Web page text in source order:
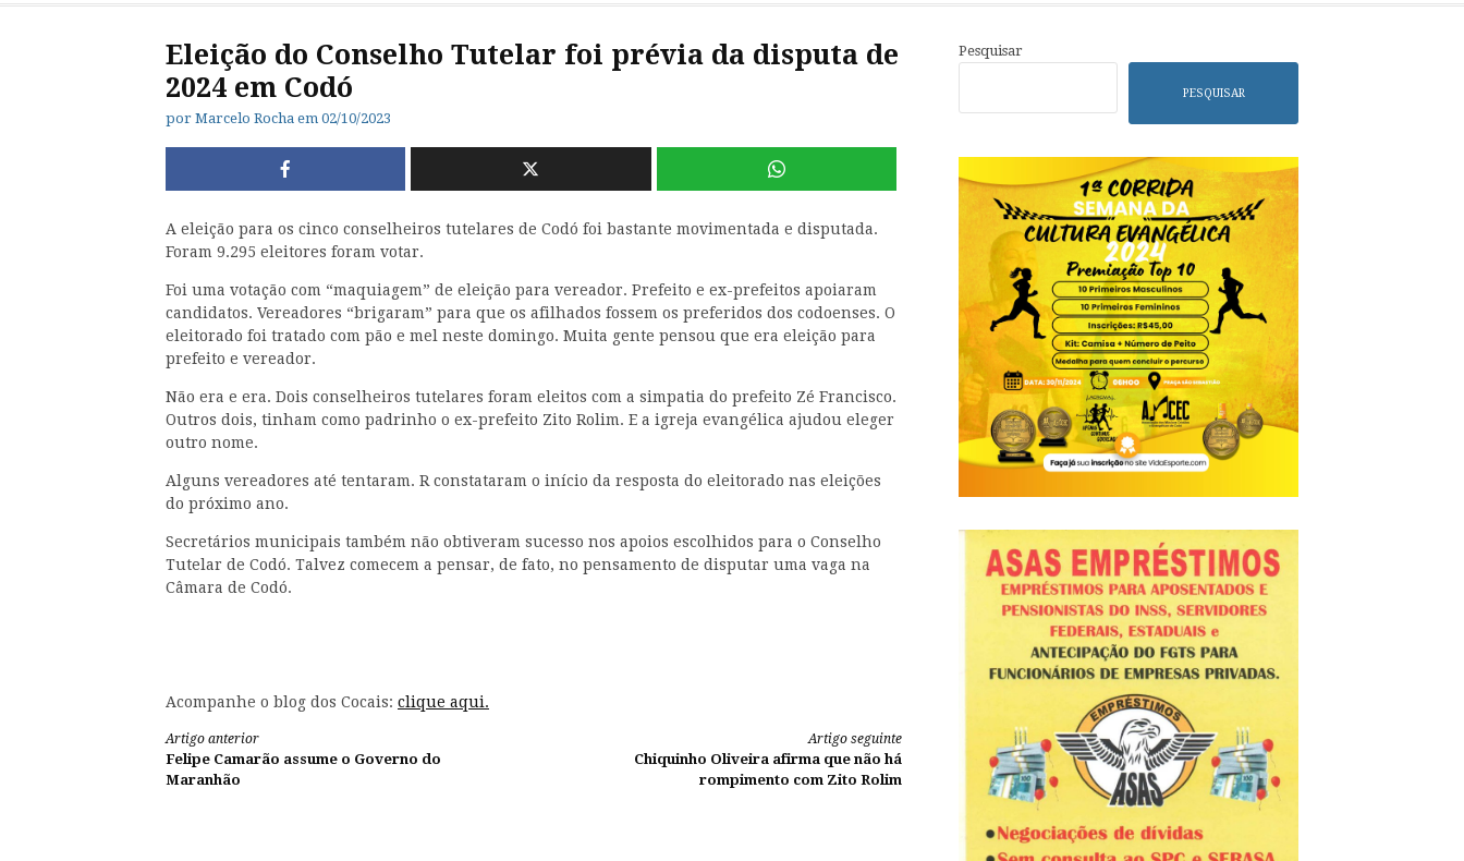
Eleição do Conselho Tutelar foi prévia da disputa de
2024 em Codó
por Marcelo Rocha em 02/10/2023
A eleição para os cinco conselheiros tutelares de Codó foi bastante movimentada e disputada.
Foram 9.295 eleitores foram votar.
Foi uma votação com “maquiagem” de eleição para vereador. Prefeito e ex-prefeitos apoiaram
candidatos. Vereadores “brigaram” para que os afilhados fossem os preferidos dos codoenses. O
eleitorado foi tratado com pão e mel neste domingo. Muita gente pensou que era eleição para
prefeito e vereador.
Não era e era. Dois conselheiros tutelares foram eleitos com a simpatia do prefeito Zé Francisco.
Outros dois, tinham como padrinho o ex-prefeito Zito Rolim. E a igreja evangélica ajudou eleger
outro nome.
Alguns vereadores até tentaram. R constataram o início da resposta do eleitorado nas eleições
do próximo ano.
Secretários municipais também não obtiveram sucesso nos apoios escolhidos para o Conselho
Tutelar de Codó. Talvez comecem a pensar, de fato, no pensamento de disputar uma vaga na
Câmara de Codó.
Acompanhe o blog dos Cocais: clique aqui.
Continue
lendo
Artigo anterior
Felipe Camarão assume o Governo do
Maranhão
Artigo seguinte
Chiquinho Oliveira afirma que não há
rompimento com Zito Rolim
Pesquisar
PESQUISAR